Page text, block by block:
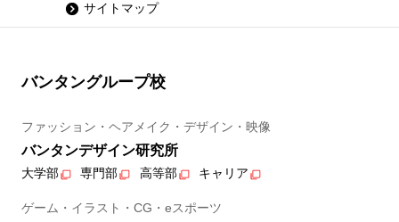
サイトマップ
バンタングループ校
ファッション・ヘアメイク・デザイン・映像
バンタンデザイン研究所
大学部 専門部 高等部 キャリア
ゲーム・イラスト・CG・eスポーツ